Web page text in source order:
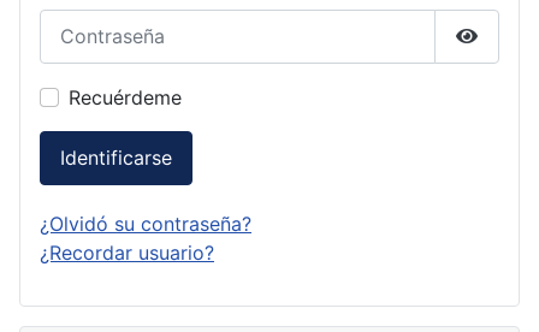
Recuérdeme
Identificarse
¿Olvidó su contraseña?
¿Recordar usuario?